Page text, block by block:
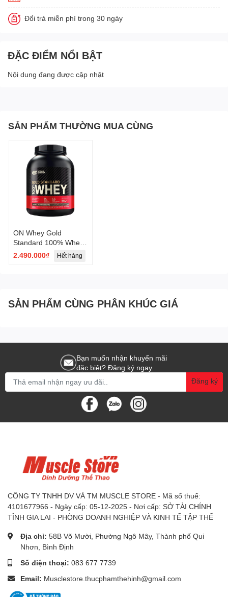
Đổi trả miễn phí trong 30 ngày
ĐẶC ĐIỂM NỔI BẬT
Nội dung đang được cập nhật
SẢN PHẨM THƯỜNG MUA CÙNG
ON Whey Gold
Standard 100% Whey
Protein 2.2KG (5LBS)
2.490.000₫ Hết hàng
SẢN PHẨM CÙNG PHÂN KHÚC GIÁ
Bạn muốn nhận khuyến mãi
đặc biệt? Đăng ký ngay.
Đăng ký
CÔNG TY TNHH DV VÀ TM MUSCLE STORE - Mã số thuế:
4101677966 - Ngày cấp: 05-12-2025 - Nơi cấp: SỞ TÀI CHÍNH
TỈNH GIA LAI - PHÒNG DOANH NGHIỆP VÀ KINH TẾ TẬP THỂ
Địa chỉ: 58B Võ Mười, Phường Ngô Mây, Thành phố Qui
Nhơn, Bình Định
Số điện thoại: 083 677 7739
Email: Musclestore.thucphamthehinh@gmail.com